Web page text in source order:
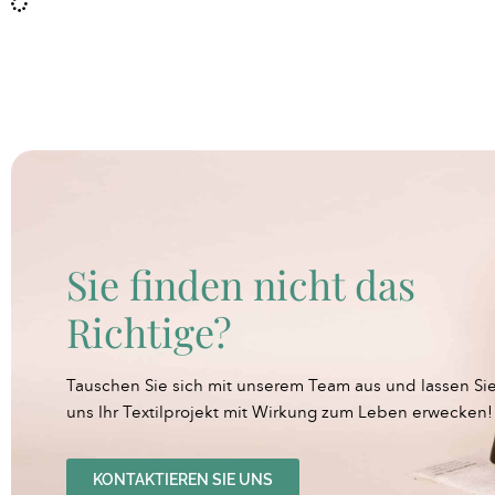
Sie finden nicht das
Richtige?
Tauschen Sie sich mit unserem Team aus und lassen
uns Ihr Textilprojekt mit Wirkung zum Leben erwecken!
KONTAKTIEREN SIE UNS